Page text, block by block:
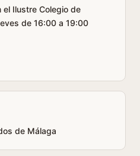
el Ilustre Colegio de
de 16:00 a 19:00
de Málaga